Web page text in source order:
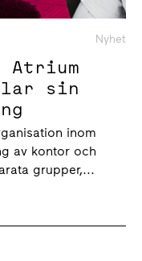
Nyhet
sin
inom
av kontor och
grupper,...